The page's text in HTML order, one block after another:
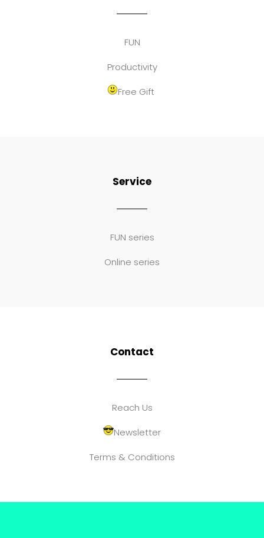
FUN
Productivity
Free Gift
Service
FUN series
Online series
Contact
Reach Us
Newsletter
Terms & Conditions